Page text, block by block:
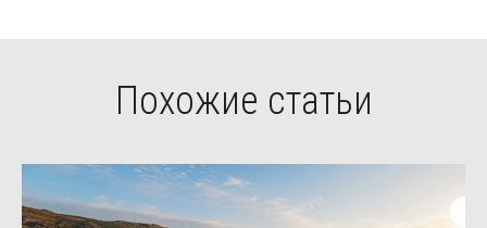
Похожие статьи